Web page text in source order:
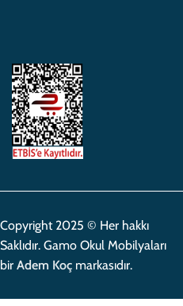
Copyright 2025 © Her hakkı
Saklıdır. Gamo Okul Mobilyaları
bir Adem Koç markasıdır.